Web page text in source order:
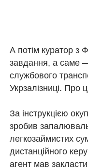
А потім куратор з
завдання, а саме —
службового
Укрзалізниці. Про
За інструкцією
зробив
легкозаймистих
дистанційного
агент мав